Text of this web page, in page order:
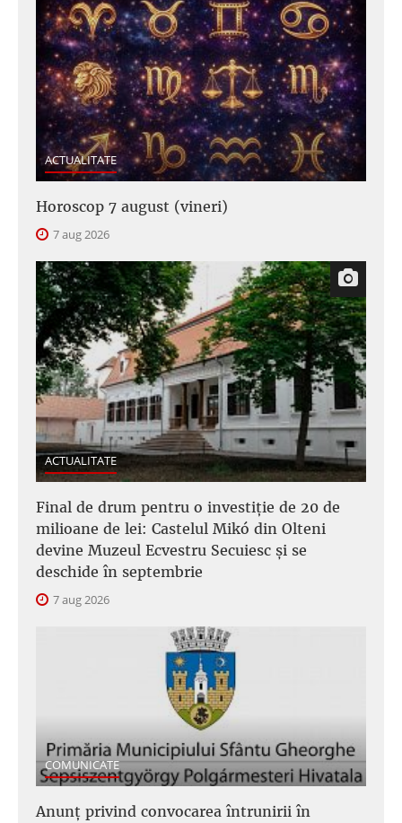
ACTUALITATE
Horoscop 7 august (vineri)
7 aug 2026
ACTUALITATE
Final de drum pentru o investiție de 20 de
milioane de lei: Castelul Mikó din Olteni
devine Muzeul Ecvestru Secuiesc și se
deschide în septembrie
7 aug 2026
COMUNICATE
Anunţ privind convocarea întrunirii în